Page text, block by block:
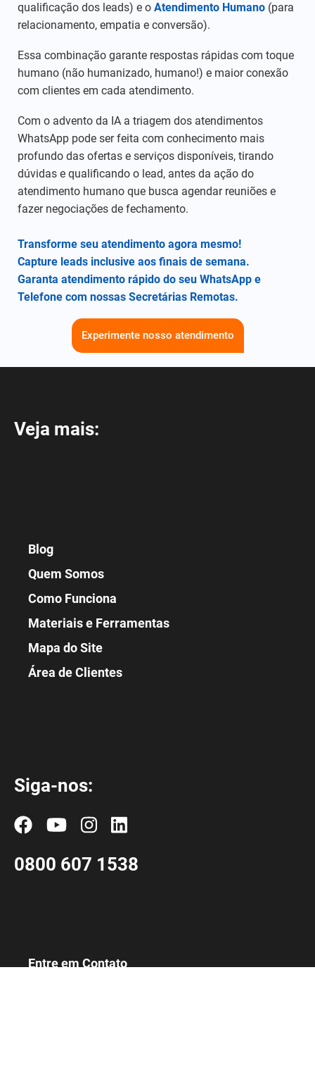
qualificação dos leads) e o Atendimento Humano (para
relacionamento, empatia e conversão).
Essa combinação garante respostas rápidas com toque
humano (não humanizado, humano!) e maior conexão
com clientes em cada atendimento.
Com o advento da IA a triagem dos atendimentos
WhatsApp pode ser feita com conhecimento mais
profundo das ofertas e serviços disponíveis, tirando
dúvidas e qualificando o lead, antes da ação do
atendimento humano que busca agendar reuniões e
fazer negociações de fechamento.
Transforme seu atendimento agora mesmo!
Capture leads inclusive aos finais de semana.
Garanta atendimento rápido do seu WhatsApp e
Telefone com nossas Secretárias Remotas.
Experimente nosso atendimento
Veja mais:
Blog
Quem Somos
Como Funciona
Materiais e Ferramentas
Mapa do Site
Área de Clientes
Siga-nos:
0800 607 1538
Entre em Contato